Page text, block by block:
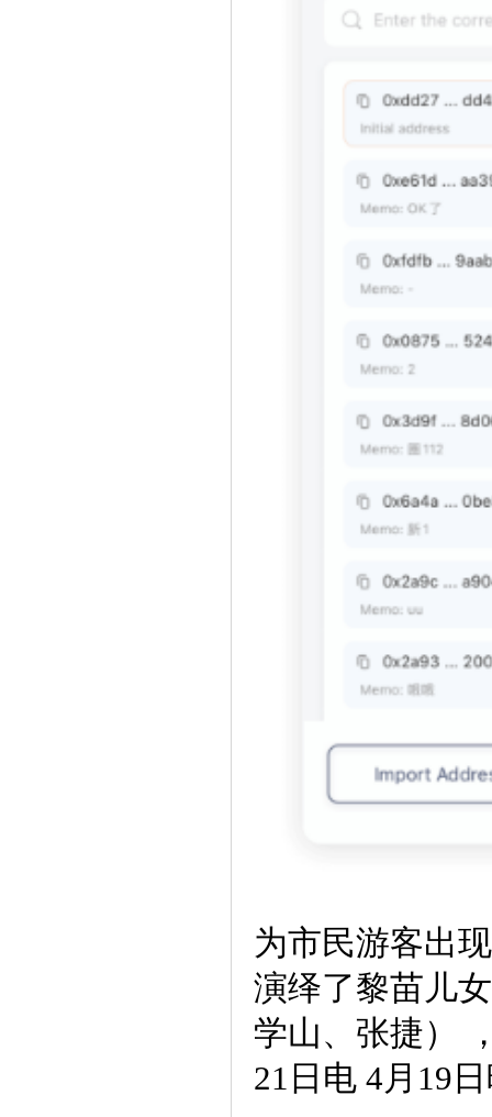
为市民游客出
演绎了黎苗儿
学山、张捷）
21日电 4月19